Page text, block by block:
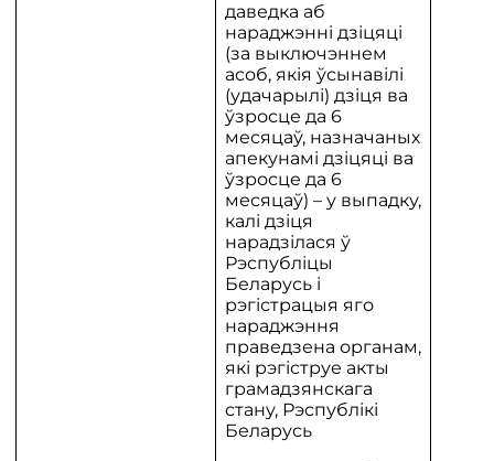
даведка аб
нараджэнні дзіцяці
(за выключэннем
асоб, якія ўсынавілі
(удачарылі) дзіця ва
ўзросце да 6
месяцаў, назначаных
апекунамі дзіцяці ва
ўзросце да 6
месяцаў) – у выпадку,
калі дзіця
нарадзілася ў
Рэспубліцы
Беларусь і
рэгістрацыя яго
нараджэння
праведзена органам,
які рэгіструе акты
грамадзянскага
стану, Рэспублікі
Беларусь